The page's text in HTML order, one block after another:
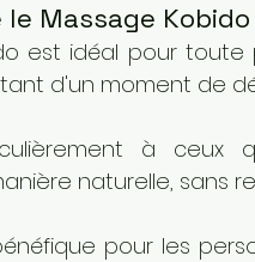
le Massage Kobido
est idéal pour
d'un moment de
à
naturelle, sans
pour les